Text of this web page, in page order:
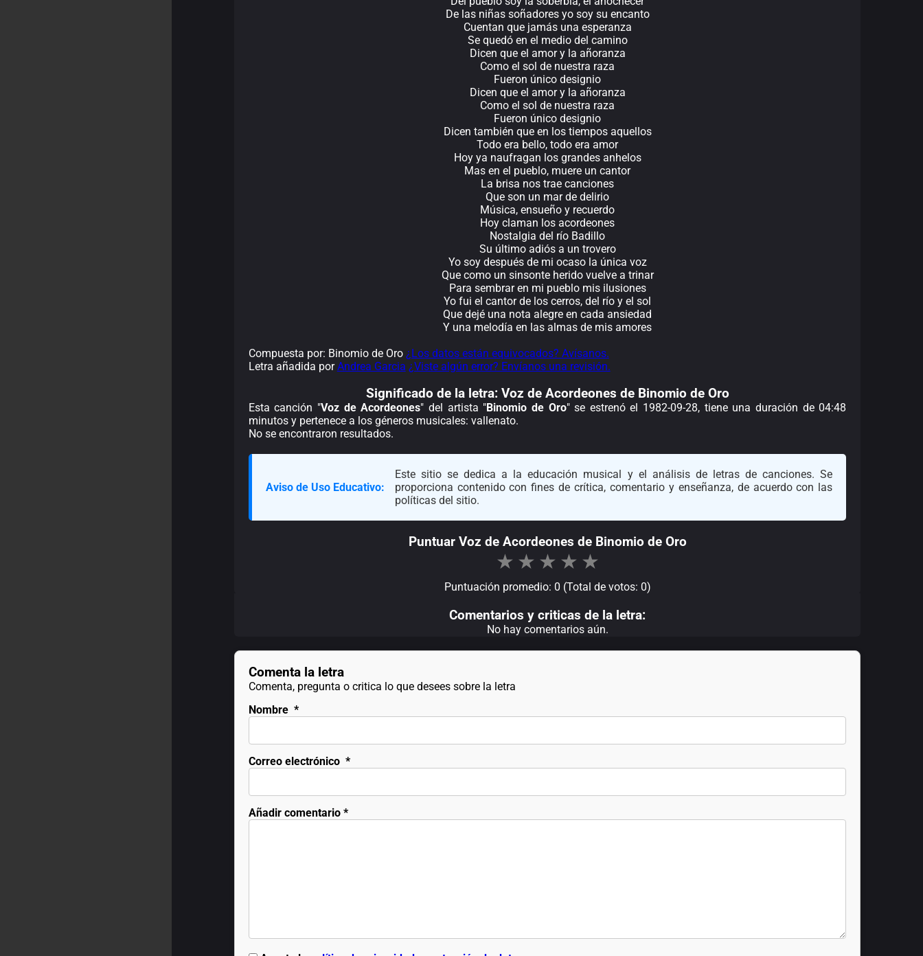
De las niñas soñadores yo soy su encanto
Cuentan que jamás una esperanza
Se quedó en el medio del camino
Dicen que el amor y la añoranza
Como el sol de nuestra raza
Fueron único designio
Dicen que el amor y la añoranza
Como el sol de nuestra raza
Fueron único designio
Dicen también que en los tiempos aquellos
Todo era bello, todo era amor
Hoy ya naufragan los grandes anhelos
Mas en el pueblo, muere un cantor
La brisa nos trae canciones
Que son un mar de delirio
Música, ensueño y recuerdo
Hoy claman los acordeones
Nostalgia del río Badillo
Su último adiós a un trovero
Yo soy después de mi ocaso la única voz
Que como un sinsonte herido vuelve a trinar
Para sembrar en mi pueblo mis ilusiones
Yo fui el cantor de los cerros, del río y el sol
Que dejé una nota alegre en cada ansiedad
Y una melodía en las almas de mis amores
Compuesta por: Binomio de Oro ¿Los datos están equivocados? Avísanos.
Letra añadida porAndrea Garcia ¿Viste algún error? Envíanos una revisión.
Significado de la letra: Voz de Acordeones de Binomio de Oro
Esta canción "Voz de Acordeones" del artista "Binomio de Oro" se estrenó el 1982-09-28, tiene una duración de 04:48
minutos y pertenece a los géneros musicales: vallenato.
No se encontraron resultados.
Aviso de Uso Educativo:
Este sitio se dedica a la educación musical y el análisis de letras de canciones. Se
proporciona contenido con fines de crítica, comentario y enseñanza, de acuerdo con las
políticas del sitio.
Puntuar Voz de Acordeones de Binomio de Oro
★ ★ ★ ★ ★
Puntuación promedio: 0 (Total de votos: 0)
Comentarios y criticas de la letra:
No hay comentarios aún.
Comenta la letra
Comenta, pregunta o critica lo que desees sobre la letra
Nombre *
Correo electrónico *
Añadir comentario*